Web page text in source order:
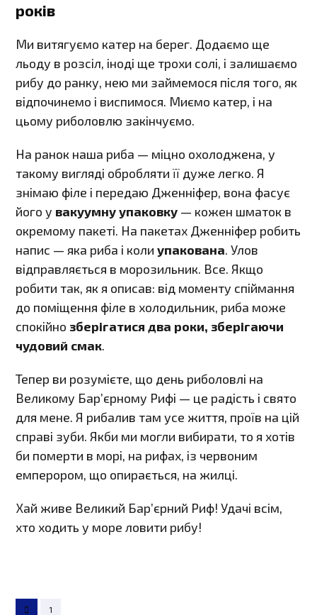
років
Ми витягуємо катер на берег. Додаємо ще
льоду в розсіл, іноді ще трохи солі, і залишаємо
рибу до ранку, нею ми займемося після того, як
відпочинемо і виспимося. Миємо катер, і на
цьому риболовлю закінчуємо.
На ранок наша риба — міцно охолоджена, у
такому вигляді обробляти її дуже легко. Я
знімаю філе і передаю Дженніфер, вона фасує
його у вакуумну упаковку — кожен шматок в
окремому пакеті. На пакетах Дженніфер робить
напис — яка риба і колиупакована. Улов
відправляється в морозильник. Все. Якщо
робити так, як я описав: від моменту спіймання
до поміщення філе в холодильник, риба може
спокійно зберігатися два роки, зберігаючи
чудовий смак.
Тепер ви розумієте, що день риболовлі на
Великому Бар’єрному Рифі — це радість і свято
для мене. Я рибалив там усе життя, проїв на цій
справі зуби. Якби ми могли вибирати, то я хотів
би померти в морі, на рифах, із червоним
емперором, що опирається, на жилці.
Хай живе Великий Бар’єрний Риф! Удачі всім,
хто ходить у море ловити рибу!
1